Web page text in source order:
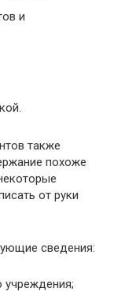
и
также
похоже
от руки
сведения:
учреждения;